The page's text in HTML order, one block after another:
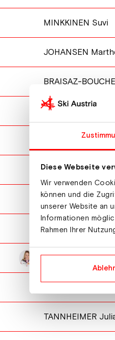
Diese Webseite
Wir verwenden
können und die
unserer Website an
Informationen
Rahmen Ihrer
MINKKINEN Suvi
JOHANSEN
BRAISAZ-
KIRKEEIDE Maren
BENED Camille
MAGNUSSON
BATOVSKA
ERMITS Regina
GANDLER Anna
TANNHEIMER